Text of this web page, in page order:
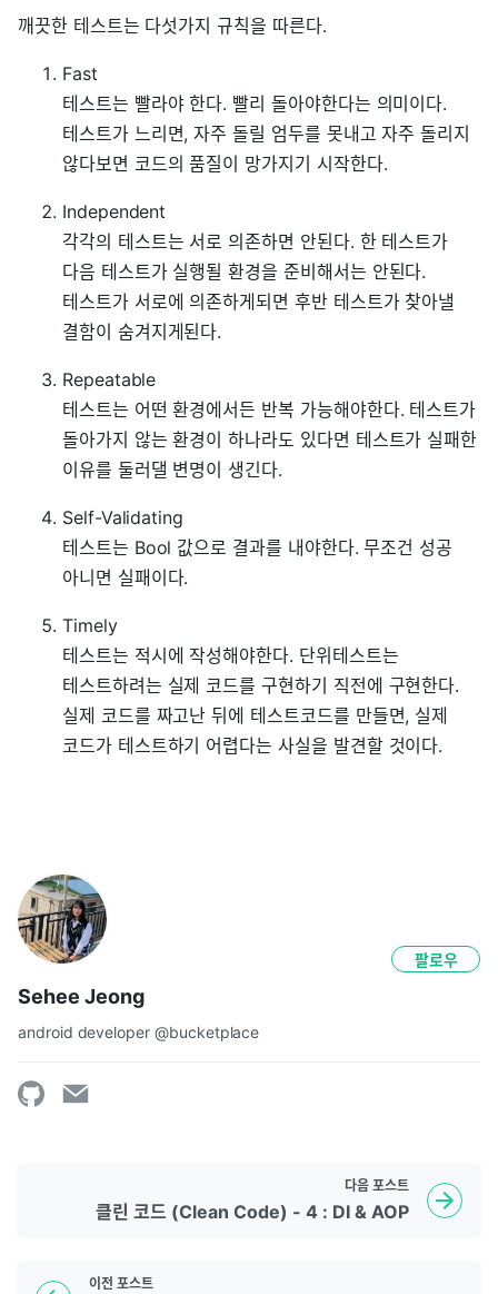
깨끗한 테스트는 다섯가지 규칙을 따른다.
Fast
테스트는 빨라야 한다. 빨리 돌아야한다는 의미이다.
테스트가 느리면, 자주 돌릴 엄두를 못내고 자주 돌리지
않다보면 코드의 품질이 망가지기 시작한다.
Independent
각각의 테스트는 서로 의존하면 안된다. 한 테스트가
다음 테스트가 실행될 환경을 준비해서는 안된다.
테스트가 서로에 의존하게되면 후반 테스트가 찾아낼
결함이 숨겨지게된다.
Repeatable
테스트는 어떤 환경에서든 반복 가능해야한다. 테스트가
돌아가지 않는 환경이 하나라도 있다면 테스트가 실패한
이유를 둘러댈 변명이 생긴다.
Self-Validating
테스트는 Bool 값으로 결과를 내야한다. 무조건 성공
아니면 실패이다.
Timely
테스트는 적시에 작성해야한다. 단위테스트는
테스트하려는 실제 코드를 구현하기 직전에 구현한다.
실제 코드를 짜고난 뒤에 테스트코드를 만들면, 실제
코드가 테스트하기 어렵다는 사실을 발견할 것이다.
Sehee Jeong
android developer @bucketplace
팔로우
이전 포스트
다음 포스트
클린 코드 (Clean Code) - 4 : DI & AOP